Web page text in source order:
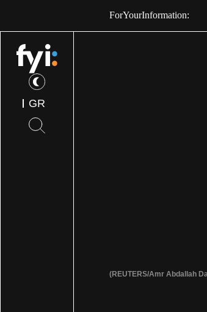
GR
ForYourInformation:
(REUTERS/Amr Abdallah